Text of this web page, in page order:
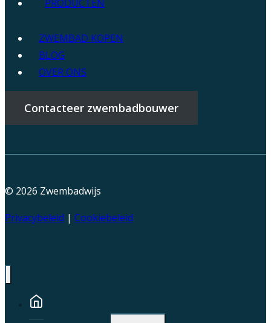
PRODUCTEN
ZWEMBAD KOPEN
BLOG
OVER ONS
Contacteer zwembadbouwer
© 2026 Zwembadwijs
Privacybeleid | Cookiebeleid